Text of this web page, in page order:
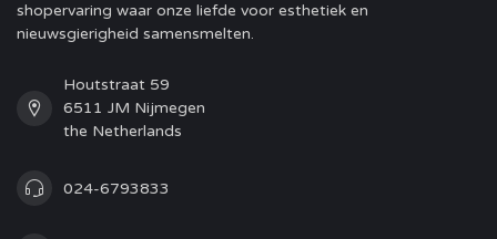
shopervaring waar onze liefde voor esthetiek en
nieuwsgierigheid samensmelten.
Houtstraat 59
6511 JM Nijmegen
the Netherlands
024-6793833